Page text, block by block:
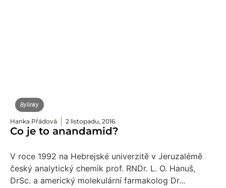
Bylinky
Hanka Přádová 2 listopadu, 2016
Co je to anandamid?
V roce 1992 na Hebrejské univerzitě v Jeruzalémě
český analytický chemik prof. RNDr. L. O. Hanuš,
DrSc. a americký molekulární farmakolog Dr...